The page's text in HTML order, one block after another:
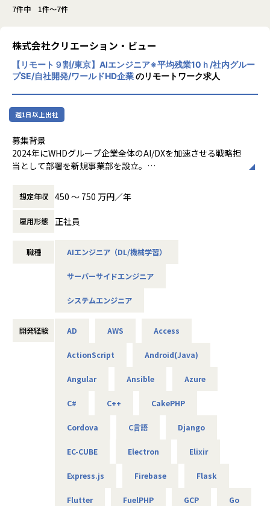
7件中 1件～7件
株式会社クリエーション・ビュー
【リモート９割/東京】AIエンジニア※平均残業10ｈ/社内グルー
プSE/自社開発/ワールドHD企業のリモートワーク求人
週1日以上出社
募集背景
2024年にWHDグループ企業全体のAI/DXを加速させる戦略担
当として部署を新規事業部を設立。
える多様なビジネス課題に対し、AIを活用したシステム開発
を通じて事業価値の最大化に貢献しています。また外部クラ
イアントの案件も拡大中です。
現在、当部署は10名超の精鋭でAI/DX事業のシステム開発を
ーズは急速に拡大しており、さらなる事業拡大に向けて増員
AIやDXの知見は問わず、ご興味と意欲のある方にぜひ参画い
・大手企業、グループ会社に向けたAIソリューションの開発
・AWSやPythonを用いたAIアプリケーションの作成
・データ基盤の構築並びにデータ活用によるDX化の提案
・RAG機能を搭載した、(閉域接続可能な)生成AIの開発
・鉄道会社向け、AIを活用した需要予測とシステム開発
想定年収 450 〜 750 万円／年
雇用形態 正社員
職種 AIエンジニア（DL/機械学習）
サーバーサイドエンジニア
システムエンジニア
開発経験 AD AWS Access
ActionScript Android(Java)
Angular Ansible Azure
C# C++ CakePHP
Cordova C言語 Django
EC-CUBE Electron Elixir
Express.js Firebase Flask
Flutter FuelPHP GCP Go